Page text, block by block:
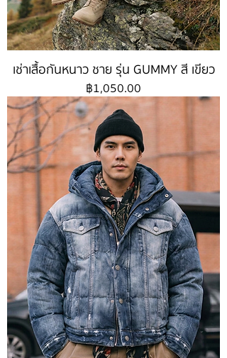
เช่าเสื้อกันหนาว ชาย รุ่น GUMMY สี เขียว
ราคา
฿1,050.00